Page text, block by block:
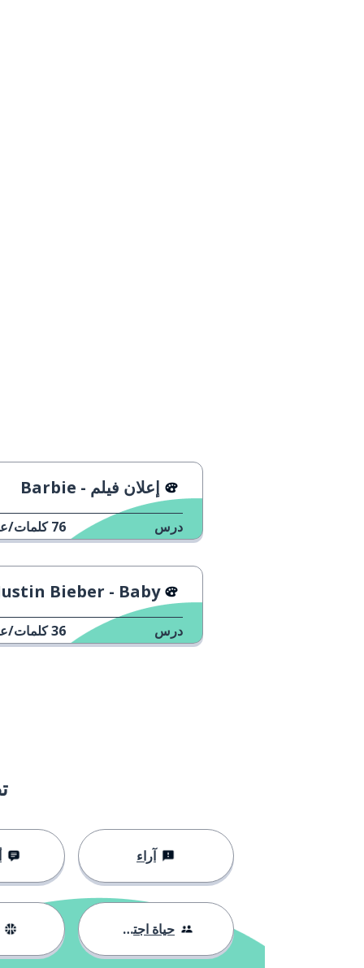
إعلان فيلم - Barbie
درس 76 كلمات/
Bieber - Baby
درس 36كلمات/
آراء
حياة اجتماعية